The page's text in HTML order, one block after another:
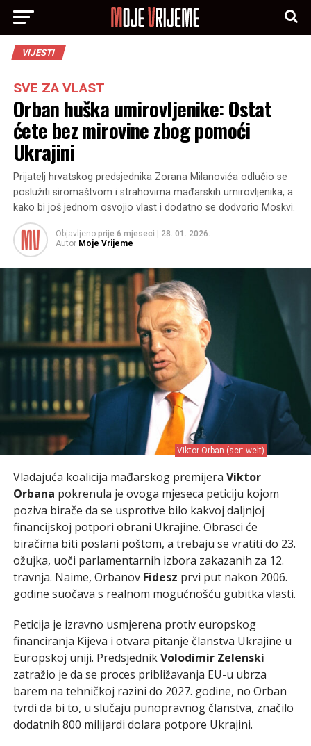
VIJESTI
SVE ZA VLAST
Orban huška umirovljenike: Ostat
ćete bez mirovine zbog pomoći
Ukrajini
Prijatelj hrvatskog predsjednika Zorana Milanovića odlučio se
poslužiti siromaštvom i strahovima mađarskih umirovljenika, a
kako bi još jednom osvojio vlast i dodatno se dodvorio Moskvi.
Objavljeno prije 6 mjeseci
28. 01. 2026.
Autor Moje Vrijeme
Viktor Orban (scr: welt)
Vladajuća koalicija mađarskog premijera Viktor
Orbana pokrenula je ovoga mjeseca peticiju kojom
poziva birače da se usprotive bilo kakvoj daljnjoj
financijskoj potpori obrani Ukrajine. Obrasci će
biračima biti poslani poštom, a trebaju se vratiti do 23.
ožujka, uoči parlamentarnih izbora zakazanih za 12.
travnja. Naime, Orbanov Fidesz prvi put nakon 2006.
godine suočava s realnom mogućnošću gubitka vlasti.
Peticija je izravno usmjerena protiv europskog
financiranja Kijeva i otvara pitanje članstva Ukrajine u
Europskoj uniji. PredsjednikVolodimir Zelenski
zatražio je da se proces približavanja EU-u ubrza
barem na tehničkoj razini do 2027. godine, no Orban
tvrdi da bi to, u slučaju punopravnog članstva, značilo
dodatnih 800 milijardi dolara potpore Ukrajini.